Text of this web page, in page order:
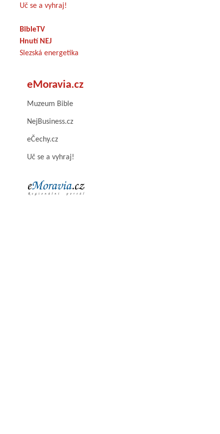
Uč se a vyhraj!
BibleTV
Hnutí NEJ
Slezská energetika
eMoravia.cz
Muzeum Bible
NejBusiness.cz
eČechy.cz
Uč se a vyhraj!